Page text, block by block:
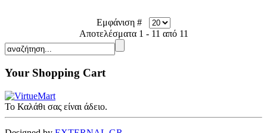
Εμφάνιση #
Αποτελέσματα 1 - 11 από 11
Your Shopping Cart
Το Καλάθι σας είναι άδειο.